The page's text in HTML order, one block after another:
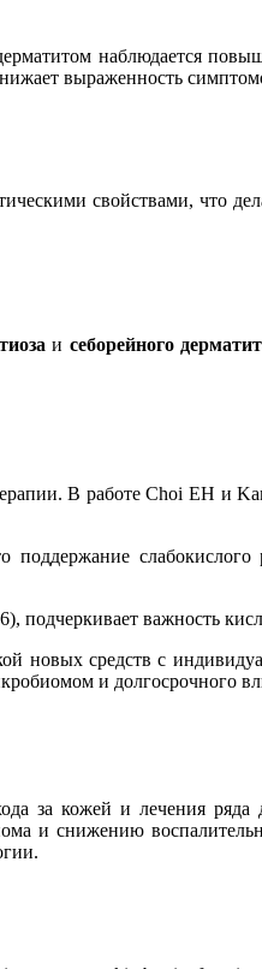
наблюдается
выраженность
свойствами, что
и себорейного
В работе Choi EH и
поддержание
подчеркивает важность
новых средств с
и долгосрочного
за кожей и лечения
и снижению